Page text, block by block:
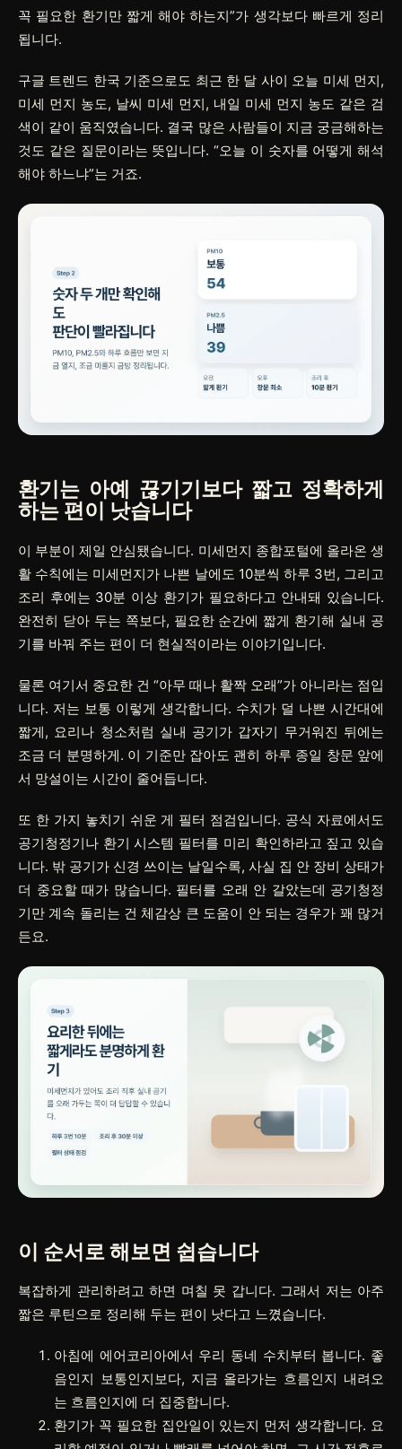
꼭 필요한 환기만 짧게 해야 하는지”가 생각보다 빠르게 정리
됩니다.
구글 트렌드 한국 기준으로도 최근 한 달 사이 오늘 미세 먼지,
미세 먼지 농도, 날씨 미세 먼지, 내일 미세 먼지 농도 같은 검
색이 같이 움직였습니다. 결국 많은 사람들이 지금 궁금해하는
것도 같은 질문이라는 뜻입니다. “오늘 이 숫자를 어떻게 해석
해야 하느냐”는 거죠.
환기는 아예 끊기기보다 짧고 정확하게
하는 편이 낫습니다
이 부분이 제일 안심됐습니다. 미세먼지 종합포털에 올라온 생
활 수칙에는 미세먼지가 나쁜 날에도 10분씩 하루 3번, 그리고
조리 후에는 30분 이상 환기가 필요하다고 안내돼 있습니다.
완전히 닫아 두는 쪽보다, 필요한 순간에 짧게 환기해 실내 공
기를 바꿔 주는 편이 더 현실적이라는 이야기입니다.
물론 여기서 중요한 건 “아무 때나 활짝 오래”가 아니라는 점입
니다. 저는 보통 이렇게 생각합니다. 수치가 덜 나쁜 시간대에
짧게, 요리나 청소처럼 실내 공기가 갑자기 무거워진 뒤에는
조금 더 분명하게. 이 기준만 잡아도 괜히 하루 종일 창문 앞에
서 망설이는 시간이 줄어듭니다.
또 한 가지 놓치기 쉬운 게 필터 점검입니다. 공식 자료에서도
공기청정기나 환기 시스템 필터를 미리 확인하라고 짚고 있습
니다. 밖 공기가 신경 쓰이는 날일수록, 사실 집 안 장비 상태가
더 중요할 때가 많습니다. 필터를 오래 안 갈았는데 공기청정
기만 계속 돌리는 건 체감상 큰 도움이 안 되는 경우가 꽤 많거
든요.
이 순서로 해보면 쉽습니다
복잡하게 관리하려고 하면 며칠 못 갑니다. 그래서 저는 아주
짧은 루틴으로 정리해 두는 편이 낫다고 느꼈습니다.
아침에 에어코리아에서 우리 동네 수치부터 봅니다. 좋
음인지 보통인지보다, 지금 올라가는 흐름인지 내려오
는 흐름인지에 더 집중합니다.
환기가 꼭 필요한 집안일이 있는지 먼저 생각합니다. 요